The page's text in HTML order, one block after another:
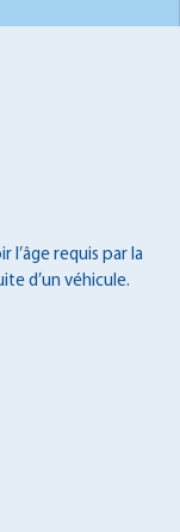
l’âge requis par la
d’un véhicule.